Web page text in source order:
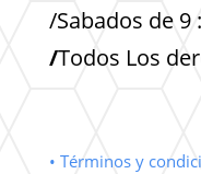
/Sabados de 9
/Todos Los
• Términos y